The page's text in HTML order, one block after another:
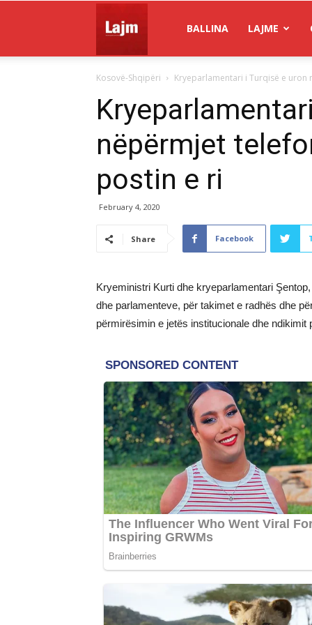
Lajm
BALLINA LAJME
Kosovë-Shqipëri Kryeparlamentari i Turqisë e
nëpërmjet
postin e ri
February 4, 2020
Share Facebook
Kryeministri Kurti dhe kryeparlamentari
dhe parlamenteve, për takimet e radhës dhe
përmirësimin e jetës institucionale dhe